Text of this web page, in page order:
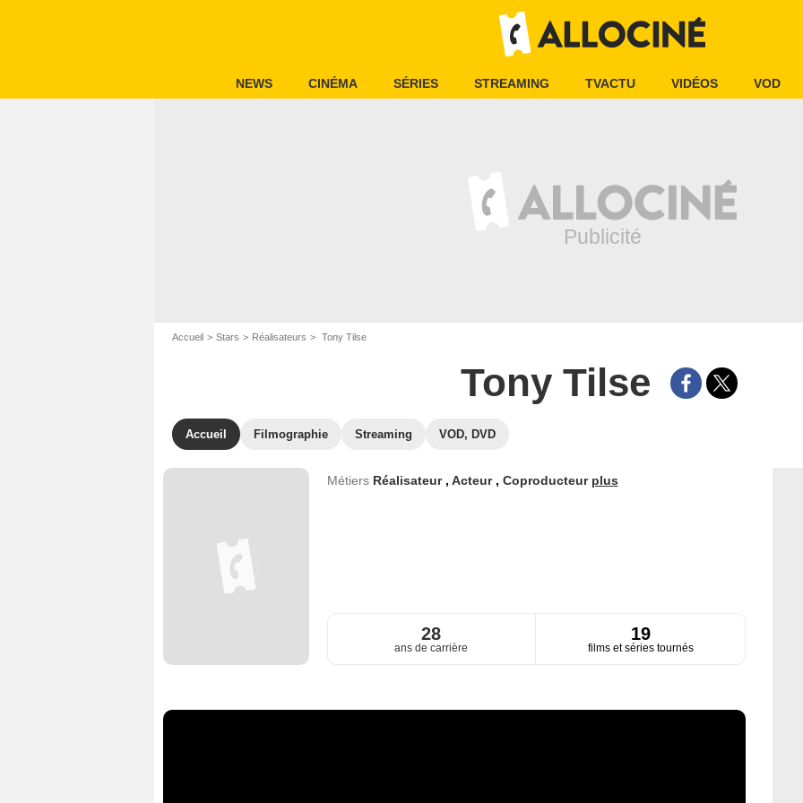
NEWS CINÉMA SÉRIES STREAMING TVACTU VIDÉOS VOD
Accueil Stars Réalisateurs Tony Tilse
Tony Tilse
Accueil Filmographie Streaming VOD, DVD
Métiers Réalisateur , Acteur , Coproducteur plus
28
ans de carrière
19
films et séries tournés